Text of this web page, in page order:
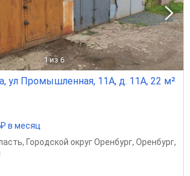
1 из 6
ул Промышленная, 11А, д. 11А, 22 м²
в месяц
, Городской округ Оренбург, Оренбург,